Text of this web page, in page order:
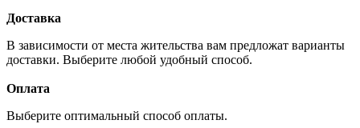
Доставка
В зависимости от места жительства вам предложат варианты
доставки. Выберите любой удобный способ.
Оплата
Выберите оптимальный способ оплаты.